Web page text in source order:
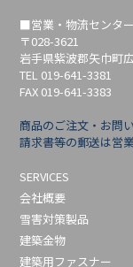
■営業・物流センター
〒028-3621
岩手県紫波郡矢巾町
TEL 019-641-3381
FAX 019-641-3383
商品のご注文・お問
請求書等の郵送は営
SERVICES
会社概要
雪害対策製品
建築金物
建築用ファスナー